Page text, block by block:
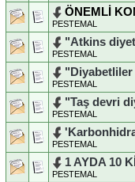
ÖNEMLİ
PESTEMAL
"Atkins
PESTEMAL
"Diyabetliler
PESTEMAL
"Taş devri
PESTEMAL
PESTEMAL
1 AYDA 10
PESTEMAL